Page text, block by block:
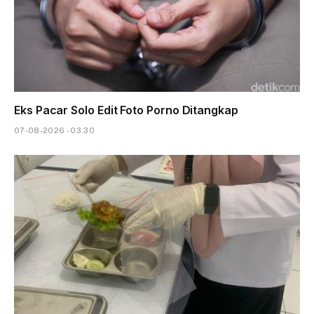
Eks Pacar Solo Edit Foto Porno Ditangkap
07-08-2026 - 03.30